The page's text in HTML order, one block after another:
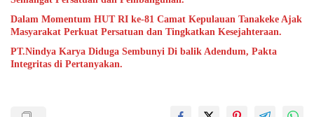
Dalam Momentum HUT RI ke-81 Camat Kepulauan Tanakeke Ajak
Masyarakat Perkuat Persatuan dan Tingkatkan Kesejahteraan.
PT.Nindya Karya Diduga Sembunyi Di balik Adendum, Pakta
Integritas di Pertanyakan.